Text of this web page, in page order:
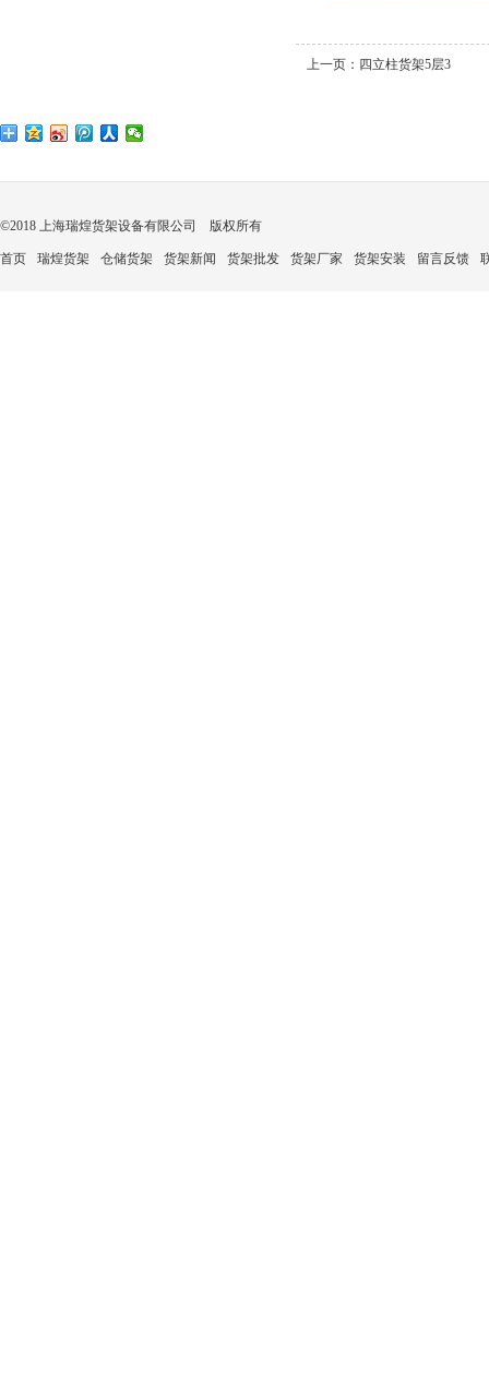
上一页： 四立柱货架5层3
©2018 上海瑞煌货架设备有限公司 版权所有
首页 瑞煌货架 仓储货架 货架新闻 货架批发 货架厂家 货架安装 留言反馈